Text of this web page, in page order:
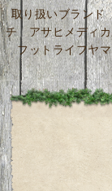
取り扱いブラン
チ アサヒメディ
フットライフヤ